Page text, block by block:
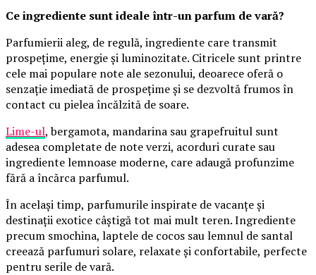
Ce ingrediente sunt ideale într-un parfum de vară?
Parfumierii aleg, de regulă, ingrediente care transmit
prospețime, energie și luminozitate. Citricele sunt printre
cele mai populare note ale sezonului, deoarece oferă o
senzație imediată de prospețime și se dezvoltă frumos în
contact cu pielea încălzită de soare.
Lime-ul, bergamota, mandarina sau grapefruitul sunt
adesea completate de note verzi, acorduri curate sau
ingrediente lemnoase moderne, care adaugă profunzime
fără a încărca parfumul.
În același timp, parfumurile inspirate de vacanțe și
destinații exotice câștigă tot mai mult teren. Ingrediente
precum smochina, laptele de cocos sau lemnul de santal
creează parfumuri solare, relaxate și confortabile, perfecte
pentru serile de vară.